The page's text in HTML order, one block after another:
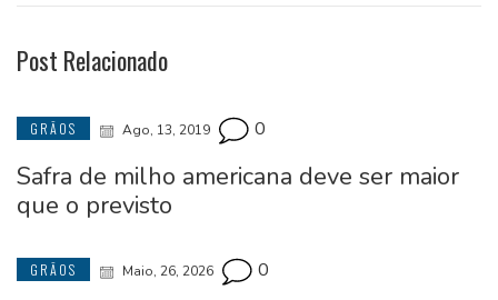
Post Relacionado
GRÃOS Ago, 13, 2019 0
Safra de milho americana deve ser maior
que o previsto
GRÃOS Maio, 26, 2026 0